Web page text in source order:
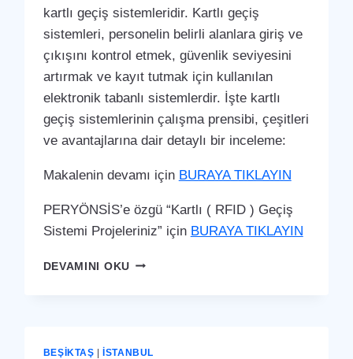
kartlı geçiş sistemleridir. Kartlı geçiş
sistemleri, personelin belirli alanlara giriş ve
çıkışını kontrol etmek, güvenlik seviyesini
artırmak ve kayıt tutmak için kullanılan
elektronik tabanlı sistemlerdir. İşte kartlı
geçiş sistemlerinin çalışma prensibi, çeşitleri
ve avantajlarına dair detaylı bir inceleme:
Makalenin devamı için BURAYA TIKLAYIN
PERYÖNSİS’e özgü “Kartlı ( RFID ) Geçiş
Sistemi Projeleriniz” için BURAYA TIKLAYIN
DEVAMINI OKUBEŞIKTAŞ
BEŞIKTAŞ |İSTANBUL